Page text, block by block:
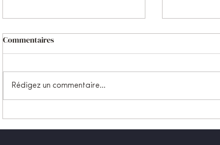
sur-mesure à La Réunion ?
est
Commentaires
Rédigez un commentaire...